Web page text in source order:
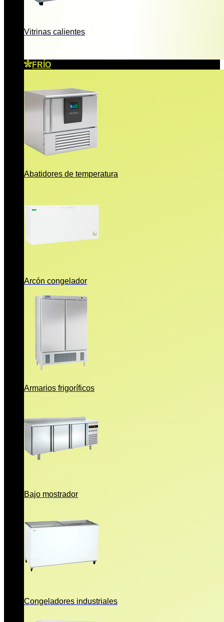
Vitrinas calientes
FRÍO
Abatidores de temperatura
Arcón congelador
Armarios frigoríficos
Bajo mostrador
Congeladores industriales